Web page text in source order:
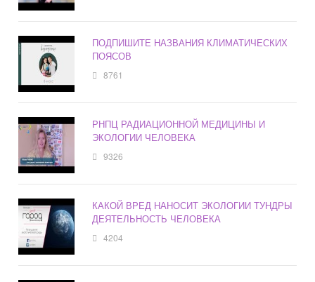
ПОДПИШИТЕ НАЗВАНИЯ КЛИМАТИЧЕСКИХ
ПОЯСОВ
8761
РНПЦ РАДИАЦИОННОЙ МЕДИЦИНЫ И
ЭКОЛОГИИ ЧЕЛОВЕКА
9326
КАКОЙ ВРЕД НАНОСИТ ЭКОЛОГИИ ТУНДРЫ
ДЕЯТЕЛЬНОСТЬ ЧЕЛОВЕКА
4204